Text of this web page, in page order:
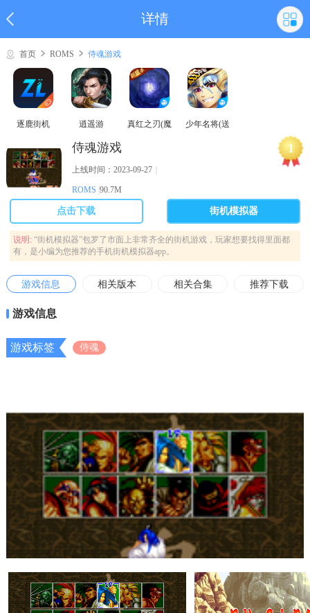
详情
首页 ROMS 侍魂游戏
逐鹿街机 逍遥游
真红之刃(魔
少年名将(送
1
侍魂游戏
上线时间：2023-09-27｜
ROMS 90.7M
点击下载 街机模拟器
说明: “街机模拟器”包罗了市面上非常齐全的街机游戏，玩家想要找得里面都
有，是小编为您推荐的手机街机模拟器app。
游戏信息 相关版本 相关合集 推荐下载
游戏信息
游戏标签 侍魂